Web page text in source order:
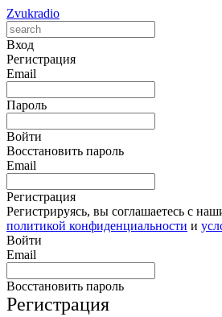
Zvukradio
Вход
Регистрация
Email
Пароль
Войти
Восстановить пароль
Email
Регистрация
Регистрируясь, вы соглашаетесь с
политикой конфиденциальности и
Войти
Email
Восстановить пароль
Регистрация